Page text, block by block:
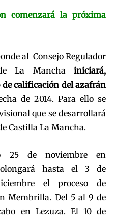
comenzará la próxima
al Consejo Regulador
La Mancha iniciará,
calificación del azafrán
de 2014. Para ello se
que se desarrollará
Castilla La Mancha.
25 de noviembre en
hasta el 3 de
el proceso de
Membrilla. Del 5 al 9 de
en Lezuza. El 10 de